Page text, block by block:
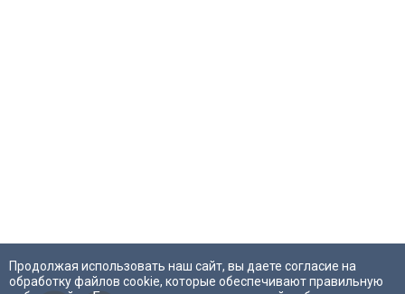
Продолжая использовать наш сайт, вы даете согласие на
обработку файлов cookie, которые обеспечивают правильную